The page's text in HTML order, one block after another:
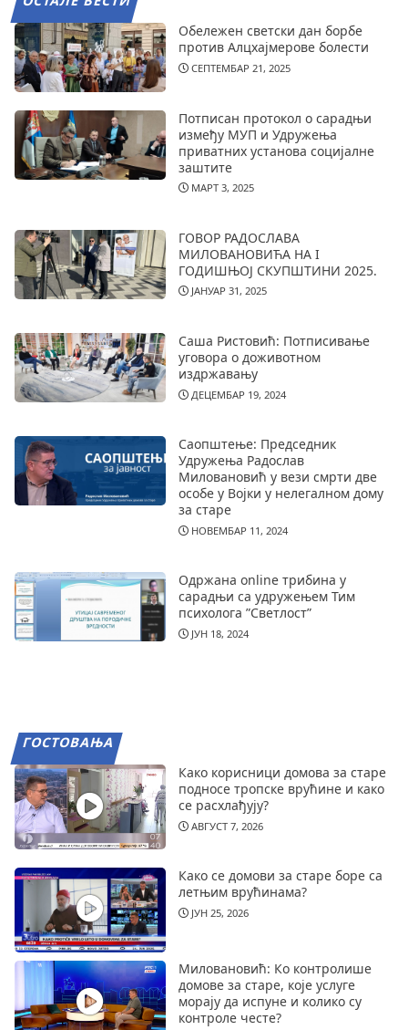
Обележен светски дан борбе
против Алцхајмерове болести
СЕПТЕМБАР 21, 2025
Потписан протокол о сарадњи
између МУП и Удружења
приватних установа социјалне
заштите
МАРТ 3, 2025
ГОВОР РАДОСЛАВА
МИЛОВАНОВИЋА НА I
ГОДИШЊОЈ СКУПШТИНИ 2025.
ЈАНУАР 31, 2025
Саша Ристовић: Потписивање
уговора о доживотном
издржавању
ДЕЦЕМБАР 19, 2024
Саопштење: Председник
Удружења Радослав
Миловановић у вези смрти две
особе у Војки у нелегалном дому
за старе
НОВЕМБАР 11, 2024
Одржана online трибина у
сарадњи са удружењем Тим
психолога ”Светлост”
ЈУН 18, 2024
ГОСТОВАЊА
Како корисници домова за старе
подносе тропске врућине и како
се расхлађују?
АВГУСТ 7, 2026
Како се домови за старе боре са
летњим врућинама?
ЈУН 25, 2026
Миловановић: Ко контролише
домове за старе, које услуге
морају да испуне и колико су
контроле честе?